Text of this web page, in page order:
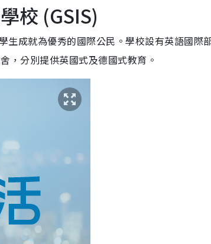
校 (GSIS)
生成就為優秀的國際公民。學校設有英語國際
，分別提供英國式及德國式教育。